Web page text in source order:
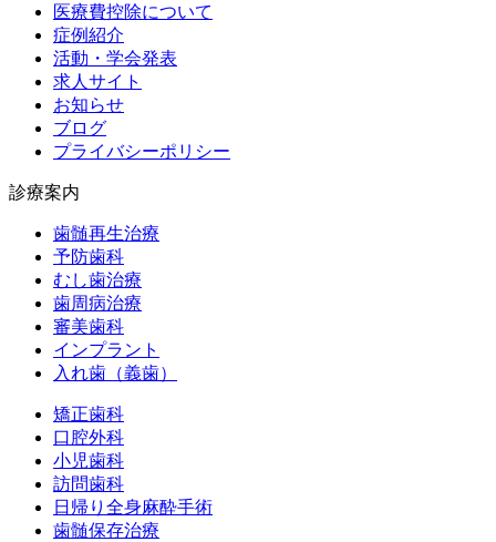
医療費控除について
症例紹介
活動・学会発表
求人サイト
お知らせ
ブログ
プライバシーポリシー
診療案内
歯髄再生治療
予防歯科
むし歯治療
歯周病治療
審美歯科
インプラント
入れ歯（義歯）
矯正歯科
口腔外科
小児歯科
訪問歯科
日帰り全身麻酔手術
歯髄保存治療